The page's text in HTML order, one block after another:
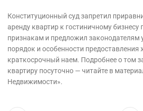
Конституционный суд запретил
аренду квартир к гостиничному
признакам и предложил законодателям
порядок и особенности предоставления
краткосрочный наем. Подробнее о том
квартиру посуточно — читайте в
Недвижимости».